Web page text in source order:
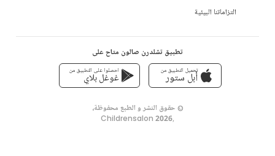
التزاماتنا البيئية
تطبيق تشلدرن صالون متاح على
تحميل التطبيق من
أبل ستور
احصلوا على التطبيق من
غوغل بلاي
© حقوق النشر و الطبع محفوظة،
,
Childrensalon 2026